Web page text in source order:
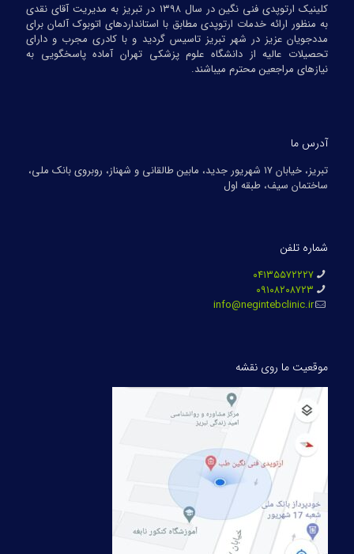
کلینیک ارتوپدی فنی نگین در سال ۱۳۹۸ در تبریز به مدیریت آقای نقدی
به منظور ارائه خدمات ارتوپدی مطابق با استانداردهای اتوبوک آلمان برای
مددجویان عزیز در شهر تبریز تاسیس گردید و با کادری مجرب و دارای
تحصیلات عالیه از دانشگاه علوم پزشکی تهران آماده پاسخگویی به
نیازهای مراجعین محترم میباشند.
آدرس ما
تبریز، خیابان ۱۷ شهریور جدید، مابین طالقانی و شهناز، روبروی بانک ملی،
ساختمان سیف، طبقه اول
شماره تلفن
۰۴۱۳۵۵۷۲۲۲۷
۰۹۱۰۸۲۰۸۷۲۳
info@negintebclinic.ir
موقعیت ما روی نقشه